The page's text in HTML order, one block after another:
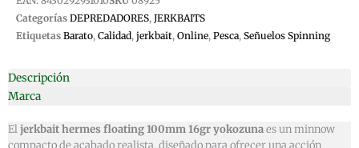
Categorías DEPREDADORES, JERKBAITS
Etiquetas Barato, Calidad, jerkbait, Online, Pesca, Señuelos Spinning
Descripción
Marca
Eljerkbait hermes floating 100mm 16gr yokozunaes un minnow